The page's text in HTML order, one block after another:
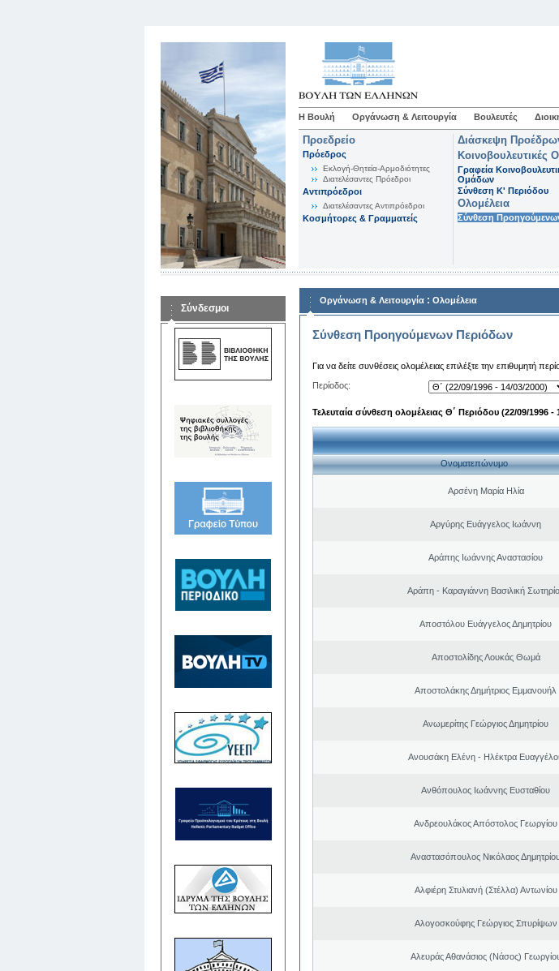
Η Βουλή Οργάνωση & Λειτουργία Βουλευτές
Προεδρείο
Πρόεδρος
Εκλογή-Θητεία-Αρμοδιότητες
Διατελέσαντες Πρόεδροι
Αντιπρόεδροι
Διατελέσαντες Αντιπρόεδροι
Κοσμήτορες & Γραμματείς
Διάσκεψη
Κοινοβουλευτικές
Γραφεία
Ομάδων
Σύνθεση K' Περιόδου
Ολομέλεια
Σύνθεση
Σύνδεσμοι
Οργάνωση & Λειτουργία : Ολομέλεια
Σύνθεση Προηγούμενων Περιόδων
Για να δείτε συνθέσεις ολομέλειας επιλέξτε την επιθυμητή
Περίοδος:
Τελευταία σύνθεση ολομέλειας Θ΄ Περιόδου (22/09/1996 -
Ονοματεπώνυμο
Αρσένη Μαρία Ηλία
Αργύρης Ευάγγελος Ιωάννη
Αράπης Ιωάννης Αναστασίου
Αράπη - Καραγιάννη Βασιλική
Αποστόλου Ευάγγελος Δημητρίου
Αποστολίδης Λουκάς Θωμά
Αποστολάκης Δημήτριος Εμμανουήλ
Ανωμερίτης Γεώργιος Δημητρίου
Ανουσάκη Ελένη - Ηλέκτρα
Ανθόπουλος Ιωάννης Ευσταθίου
Ανδρεουλάκος Απόστολος Γεωργίου
Αναστασόπουλος Νικόλαος
Αλφιέρη Στυλιανή (Στέλλα) Αντωνίου
Αλογοσκούφης Γεώργιος Σπυρίψων
Αλευράς Αθανάσιος (Νάσος)